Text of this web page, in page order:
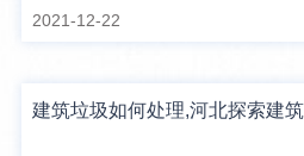
2021-12-22
建筑垃圾如何处理,河北探索建